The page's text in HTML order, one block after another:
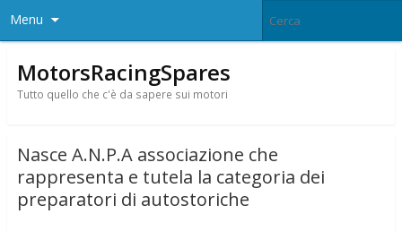
Menu
MotorsRacingSpares
Tutto quello che c'è da sapere sui motori
Nasce A.N.P.A associazione che
rappresenta e tutela la categoria dei
preparatori di autostoriche